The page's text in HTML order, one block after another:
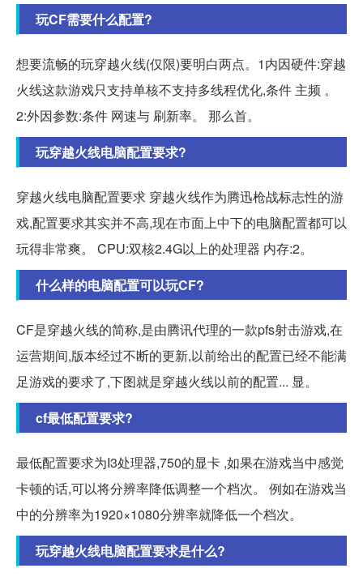
玩CF需要什么配置?
想要流畅的玩穿越火线(仅限)要明白两点。1内因硬件:穿越
火线这款游戏只支持单核不支持多线程优化,条件 主频 。
2:外因参数:条件 网速与 刷新率。 那么首。
玩穿越火线电脑配置要求?
穿越火线电脑配置要求 穿越火线作为腾迅枪战标志性的游
戏,配置要求其实并不高,现在市面上中下的电脑配置都可以
玩得非常爽。 CPU:双核2.4G以上的处理器 内存:2。
什么样的电脑配置可以玩CF?
CF是穿越火线的简称,是由腾讯代理的一款pfs射击游戏,在
运营期间,版本经过不断的更新,以前给出的配置已经不能满
足游戏的要求了,下图就是穿越火线以前的配置... 显。
cf最低配置要求?
最低配置要求为I3处理器,750的显卡 ,如果在游戏当中感觉
卡顿的话,可以将分辨率降低调整一个档次。 例如在游戏当
中的分辨率为1920×1080分辨率就降低一个档次。
玩穿越火线电脑配置要求是什么?